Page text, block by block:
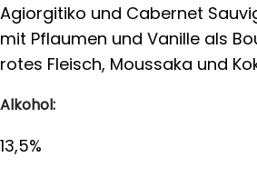
Agiorgitiko und Cabernet
mit Pflaumen und Vanille als
rotes Fleisch, Moussaka und
Alkohol:
13,5%